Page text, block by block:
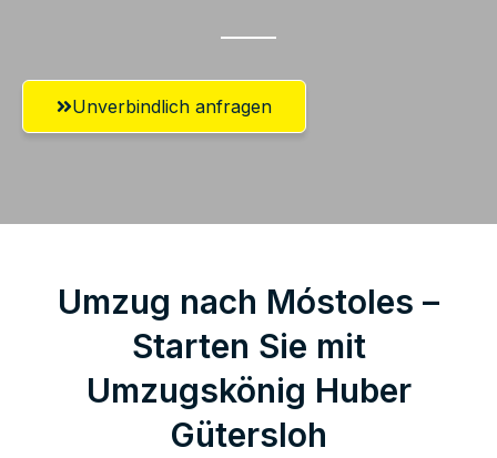
Unverbindlich anfragen
Umzug nach Móstoles –
Starten Sie mit
Umzugskönig Huber
Gütersloh